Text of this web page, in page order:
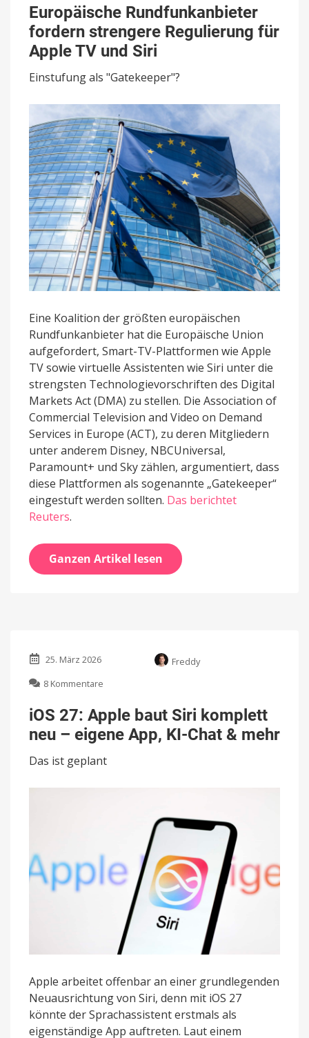
Rundfunkanbieter
fordern
strengere
Regulierung
für
Apple
TV
Siri
Europäische Rundfunkanbieter
fordern strengere Regulierung für
Apple TV und Siri
Einstufung als "Gatekeeper"?
Eine Koalition der größten europäischen
Rundfunkanbieter hat die Europäische Union
aufgefordert, Smart-TV-Plattformen wie Apple
TV sowie virtuelle Assistenten wie Siri unter die
strengsten Technologievorschriften des Digital
Markets Act (DMA) zu stellen. Die Association of
Commercial Television and Video on Demand
Services in Europe (ACT), zu deren Mitgliedern
unter anderem Disney, NBCUniversal,
Paramount+ und Sky zählen, argumentiert, dass
diese Plattformen als sogenannte „Gatekeeper“
eingestuft werden sollten. Das berichtet
Reuters.
Ganzen Artikel lesen
25. März 2026
Freddy
8 Kommentare
27:
Apple
baut
komplett
&
mehr
iOS 27: Apple baut Siri komplett
neu – eigene App, KI-Chat & mehr
Das ist geplant
Apple arbeitet offenbar an einer grundlegenden
Neuausrichtung von Siri, denn mit iOS 27
könnte der Sprachassistent erstmals als
eigenständige App auftreten. Laut einem